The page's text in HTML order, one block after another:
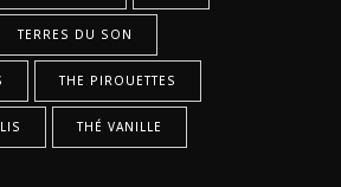
TERRES DU SON
THE PIROUETTES
THÉ VANILLE